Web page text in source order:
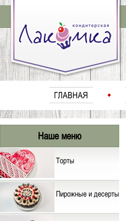
ГЛАВНАЯ
Наше меню
Торты
Пирожные и десерты